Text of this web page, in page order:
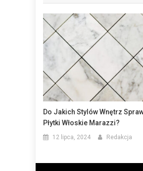
Do Jakich Stylów Wnętrz
Płytki Włoskie Marazzi?
12 lipca, 2024 Redakcja